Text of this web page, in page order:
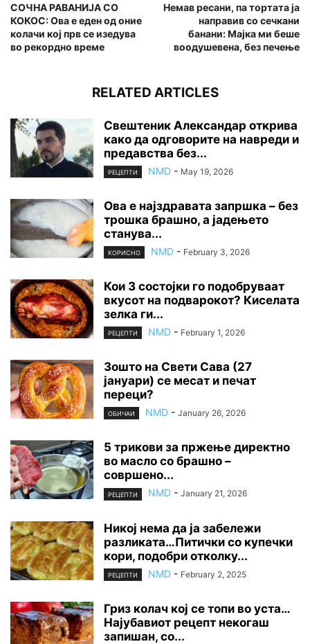
СОЧНА РАВАНИЈА СО
КОКОС: Ова е еден од оние
колачи кој прв се изедува
во рекордно време
Немав ресани, па тортата ја
направив со сечкани
банани: Мајка ми беше
воодушевена, без печење
RELATED ARTICLES
Свештеник Александар открива
како да одговорите на навреди и
предавства без...
РЕЦЕПТИ NMD - May 19, 2026
Ова е најздравата запршка – без
трошка брашно, а јадењето
станува...
КОРИСНО NMD - February 3, 2026
Кои 3 состојки го подобруваат
вкусот на подварокот? Киселата
зелка ги...
РЕЦЕПТИ NMD - February 1, 2026
Зошто на Свети Сава (27
јануари) се месат и печат
переци?
ОБИЧАИ NMD - January 26, 2026
5 трикови за пржење директно
во масло со брашно –
совршено...
РЕЦЕПТИ NMD - January 21, 2026
Никој нема да ја забележи
разликата…Питички со купечки
кори, подобри отколку...
РЕЦЕПТИ NMD - February 2, 2025
Гриз колач кој се топи во уста…
Најубавиот рецепт некогаш
запишан, со...